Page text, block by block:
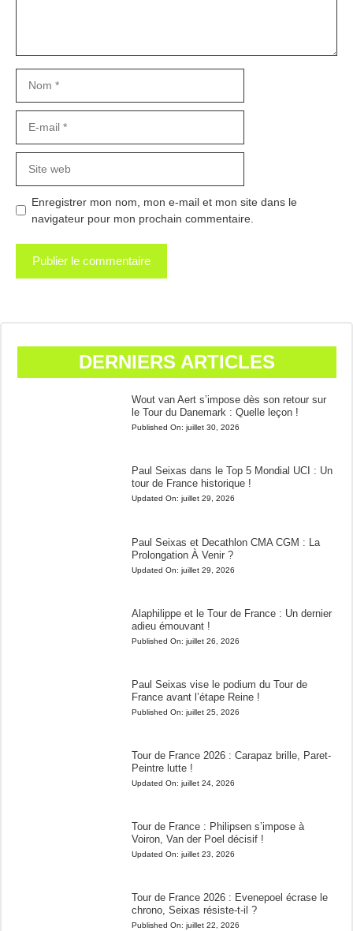
mail
web
Enregistrer mon nom, mon e-mail et mon site dans le
navigateur pour mon prochain commentaire.
DERNIERS ARTICLES
Wout van Aert s’impose dès son retour sur
le Tour du Danemark : Quelle leçon !
Published On: juillet 30, 2026
Paul Seixas dans le Top 5 Mondial UCI : Un
tour de France historique !
Updated On: juillet 29, 2026
Paul Seixas et Decathlon CMA CGM : La
Prolongation À Venir ?
Updated On: juillet 29, 2026
Alaphilippe et le Tour de France : Un dernier
adieu émouvant !
Published On: juillet 26, 2026
Paul Seixas vise le podium du Tour de
France avant l’étape Reine !
Published On: juillet 25, 2026
Tour de France 2026 : Carapaz brille, Paret-
Peintre lutte !
Updated On: juillet 24, 2026
Tour de France : Philipsen s’impose à
Voiron, Van der Poel décisif !
Updated On: juillet 23, 2026
Tour de France 2026 : Evenepoel écrase le
chrono, Seixas résiste-t-il ?
Published On: juillet 22, 2026